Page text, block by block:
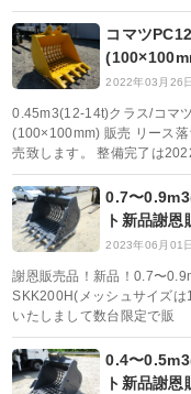
コマツ
2022年03月26日
0.45m3(12-14t)クラス/コマ
(100×100mm) 販売 リース
売致します。 整備完了は
0.7〜
ト新品謝恩
2023年06月01日
謝恩販売品！新品！0.7〜
SKK200H(メッシュサイズ
いたしまして数台限定で販
0.4〜
ト新品謝恩